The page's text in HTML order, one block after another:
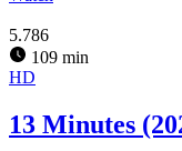
5.786
109 min
HD
13 Minutes